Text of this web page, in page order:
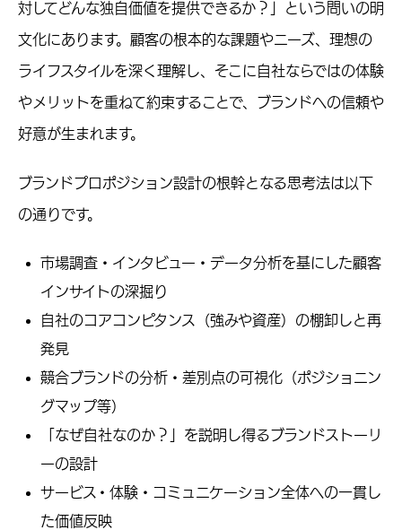
対してどんな独自価値を提供できるか？」という問いの明
文化にあります。顧客の根本的な課題やニーズ、理想の
ライフスタイルを深く理解し、そこに自社ならではの体験
やメリットを重ねて約束することで、ブランドへの信頼や
好意が生まれます。
ブランドプロポジション設計の根幹となる思考法は以下
の通りです。
市場調査・インタビュー・データ分析を基にした顧客
インサイトの深掘り
自社のコアコンピタンス（強みや資産）の棚卸しと再
発見
競合ブランドの分析・差別点の可視化（ポジショニン
グマップ等）
「なぜ自社なのか？」を説明し得るブランドストーリ
ーの設計
サービス・体験・コミュニケーション全体への一貫し
た価値反映